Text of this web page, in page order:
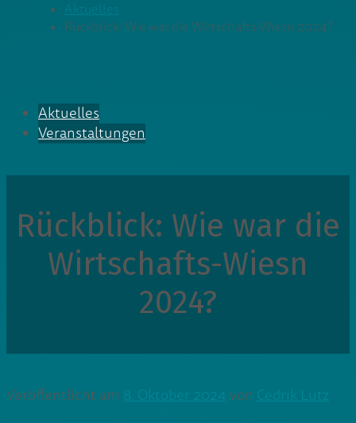
Aktuelles
Rückblick: Wie war die Wirtschafts-Wiesn 2024?
Aktuelles
Veranstaltungen
Rückblick: Wie war die
Wirtschafts-Wiesn
2024?
Veröffentlicht am 8. Oktober 2024von Cedrik Lutz